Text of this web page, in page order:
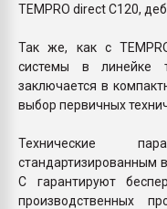
TEMPRO direct C120,
Так же, как с
системы в линейке
заключается в
выбор первичных
Технические
стандартизированным
C гарантируют
производственных